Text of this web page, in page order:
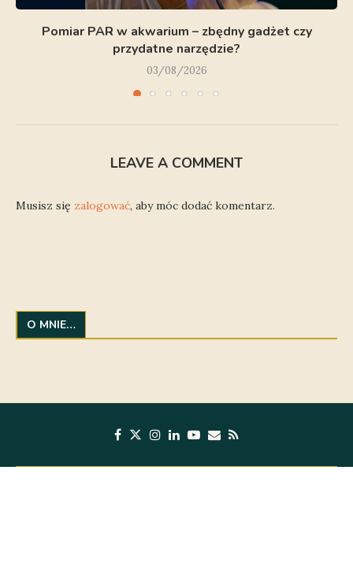
Pomiar PAR w akwarium – zbędny gadżet czy
przydatne narzędzie?
03/08/2026
LEAVE A COMMENT
Musisz się zalogować, aby móc dodać komentarz.
O MNIE…